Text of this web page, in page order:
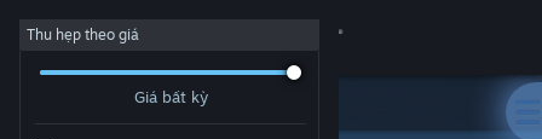
Đăng nhập
Thu hẹp theo giá
Giá bất kỳ